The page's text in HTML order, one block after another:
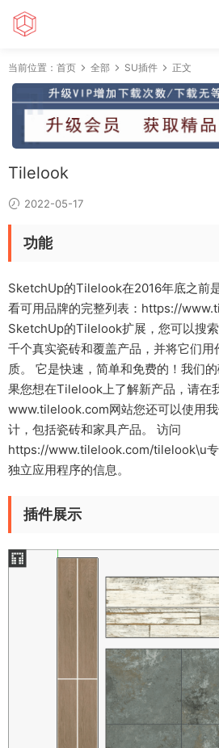
当前位置： 首页 全部 SU插件 正文
Tilelook
2022-05-17
功能
SketchUp的Tilelook在2016年底之前
看可用品牌的完整列表：https://
SketchUp的Tilelook扩展，您可以搜
千个真实瓷砖和覆盖产品，并将它们
质。 它是快速，简单和免费的！我们
果您想在Tilelook上了解新产品，请在
www.tilelook.com网站您还可以使用
计，包括瓷砖和家具产品。 访问
https://www.tilelook.com/tilelook\u专
独立应用程序的信息。
插件展示